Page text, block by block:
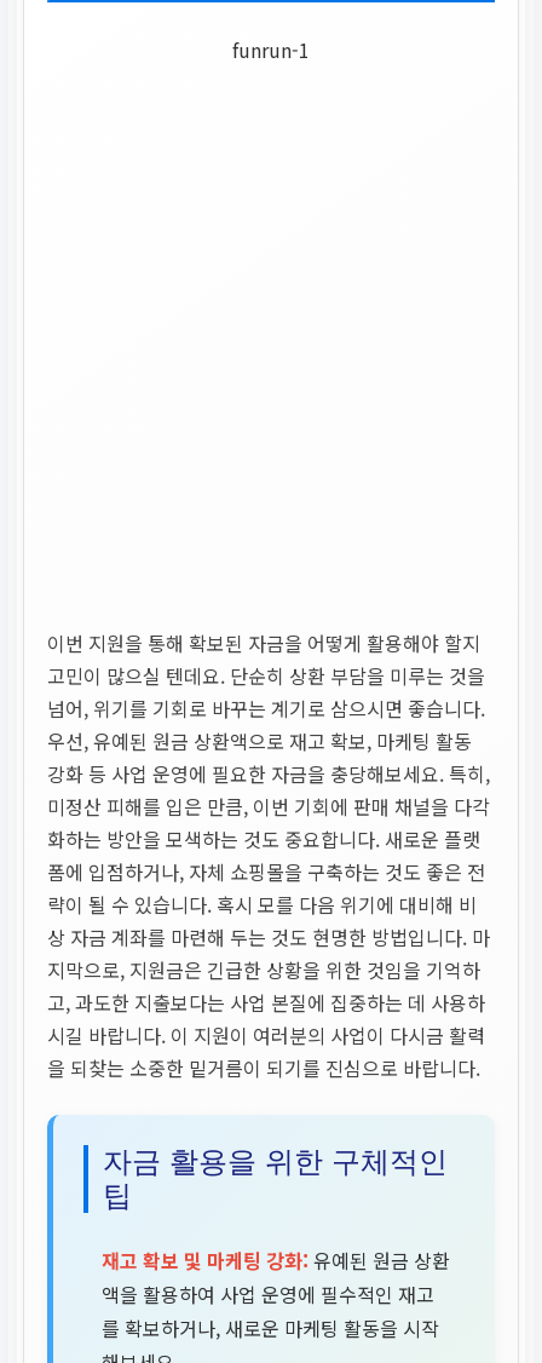
funrun-1
이번 지원을 통해 확보된 자금을 어떻게 활용해야 할지
고민이 많으실 텐데요. 단순히 상환 부담을 미루는 것을
넘어, 위기를 기회로 바꾸는 계기로 삼으시면 좋습니다.
우선, 유예된 원금 상환액으로 재고 확보, 마케팅 활동
강화 등 사업 운영에 필요한 자금을 충당해보세요. 특히,
미정산 피해를 입은 만큼, 이번 기회에 판매 채널을 다각
화하는 방안을 모색하는 것도 중요합니다. 새로운 플랫
폼에 입점하거나, 자체 쇼핑몰을 구축하는 것도 좋은 전
략이 될 수 있습니다. 혹시 모를 다음 위기에 대비해 비
상 자금 계좌를 마련해 두는 것도 현명한 방법입니다. 마
지막으로, 지원금은 긴급한 상황을 위한 것임을 기억하
고, 과도한 지출보다는 사업 본질에 집중하는 데 사용하
시길 바랍니다. 이 지원이 여러분의 사업이 다시금 활력
을 되찾는 소중한 밑거름이 되기를 진심으로 바랍니다.
자금 활용을 위한 구체적인
팁
재고 확보 및 마케팅 강화: 유예된 원금 상환
액을 활용하여 사업 운영에 필수적인 재고
를 확보하거나, 새로운 마케팅 활동을 시작